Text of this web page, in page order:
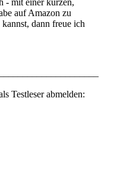
- mit einer kurzen,
auf Amazon zu
dann freue ich
Testleser abmelden: